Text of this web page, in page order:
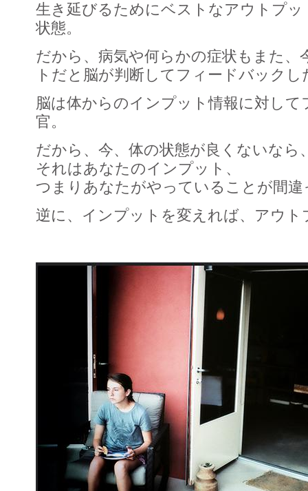
生き延びるためにベストなアウトプ
状態。
だから、病気や何らかの症状もまた
トだと脳が判断してフィードバックし
脳は体からのインプット情報に対し
官。
だから、今、体の状態が良くないなら
それはあなたのインプット、
つまりあなたがやっていることが間違
逆に、インプットを変えれば、アウト